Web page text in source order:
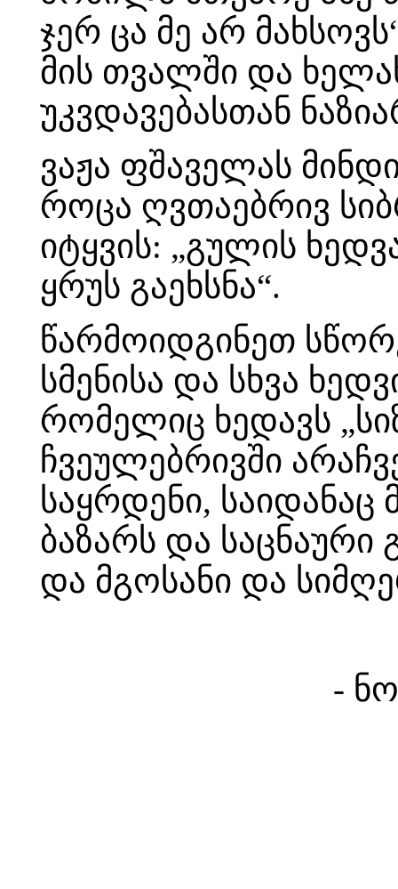
ჯერ ცა მე არ
მის თვალში და
უკვდავებასთან
ვაჟა ფშაველას
როცა ღვთაებრივ
იტყვის: „გულის
ყრუს გაეხსნა“.
წარმოიდგინეთ
სმენისა და სხვა
რომელიც ხედავს
ჩვეულებრივში
საყრდენი,
ბაზარს და საცნაური
და მგოსანი და
-